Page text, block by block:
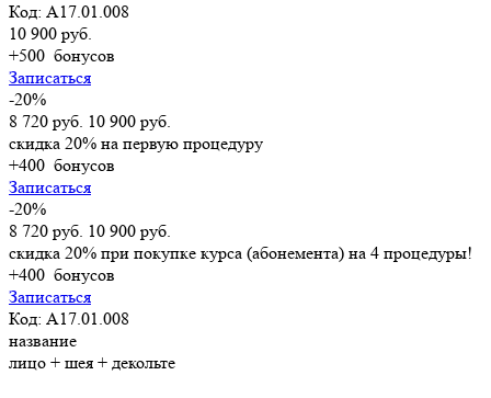
Код: А17.01.008
10 900 руб.
+500 бонусов
Записаться
-20%
8 720 руб. 10 900 руб.
скидка 20% на первую процедуру
+400 бонусов
Записаться
-20%
8 720 руб. 10 900 руб.
скидка 20% при покупке курса (абонемента) на 4 процедуры!
+400 бонусов
Записаться
Код: А17.01.008
название
лицо + шея + декольте